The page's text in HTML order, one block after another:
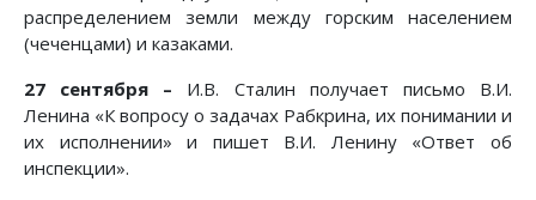
распределением земли между горским населением
(чеченцами) и казаками.
27 сентября – И.В. Сталин получает письмо В.И.
Ленина «К вопросу о задачах Рабкрина, их понимании и
их исполнении» и пишет В.И. Ленину «Ответ об
инспекции».